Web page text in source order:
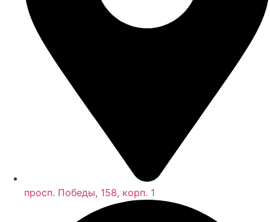
просп. Победы, 158, корп. 1